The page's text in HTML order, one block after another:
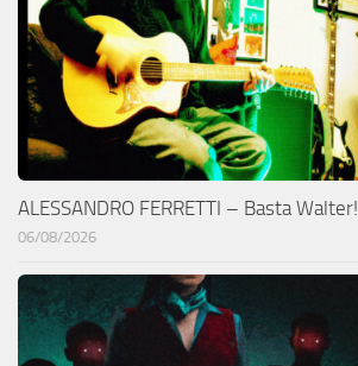
ALESSANDRO FERRETTI – Basta Walter!
06/08/2026